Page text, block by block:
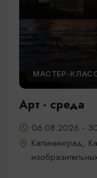
МАСТЕР-
Арт - среда
06.08.2026 -
Калининград,